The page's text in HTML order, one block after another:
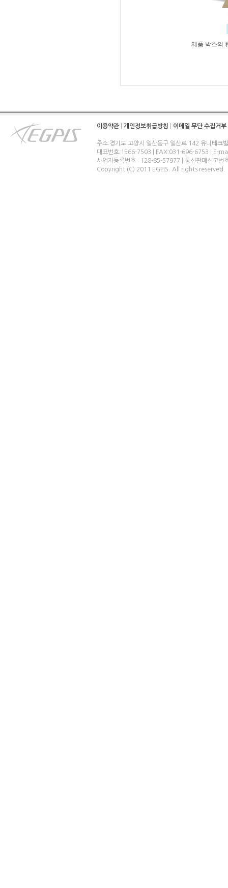
제품 박스의
이용약관 개인정보취급방침 이메일 무단 수집거부
주소:경기도 고양시 일산동구 일산로 142 유니테크
대표번호:1566-7503 | FAX:031-696-6753 | E-
사업자등록번호 : 128-85-57977 | 통신판매신고번
Copyright (C) 2011 EGPIS. All rights reserved.